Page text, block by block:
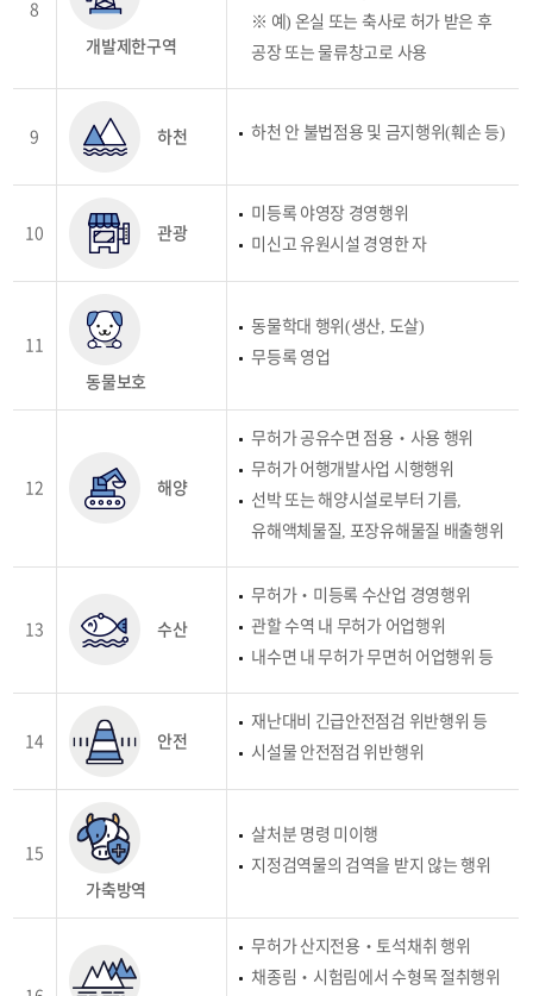
8
개발제한구역
※ 예) 온실 또는 축사로 허가 받은 후
공장 또는 물류창고로 사용
9 하천 하천 안 불법점용 및 금지행위(훼손 등)
10 관광
미등록 야영장 경영행위
미신고 유원시설 경영한 자
11
동물보호
동물학대 행위(생산, 도살)
무등록 영업
12 해양
무허가 공유수면 점용‧사용 행위
무허가 어행개발사업 시행행위
선박 또는 해양시설로부터 기름,
유해액체물질, 포장유해물질 배출행위
13 수산
무허가‧미등록 수산업 경영행위
관할 수역 내 무허가 어업행위
내수면 내 무허가 무면허 어업행위 등
14 안전
재난대비 긴급안전점검 위반행위 등
시설물 안전점검 위반행위
15
가축방역
살처분 명령 미이행
지정검역물의 검역을 받지 않는 행위
무허가 산지전용‧토석채취 행위
채종림‧시험림에서 수형목 절취행위